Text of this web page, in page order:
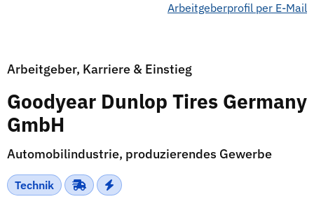
Arbeitgeberprofil per E-Mail
Arbeitgeber, Karriere & Einstieg
Goodyear Dunlop Tires Germany
GmbH
Automobilindustrie, produzierendes Gewerbe
Technik